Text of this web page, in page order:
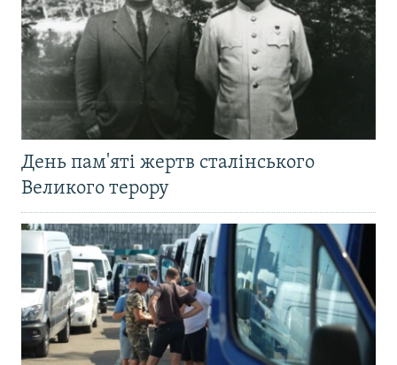
День пам'яті жертв сталінського
Великого терору